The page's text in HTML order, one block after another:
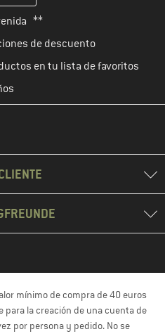
**
de descuento
en tu lista de favoritos
mínimo de compra de 40 euros
para la creación de una cuenta de
por persona y pedido. No se